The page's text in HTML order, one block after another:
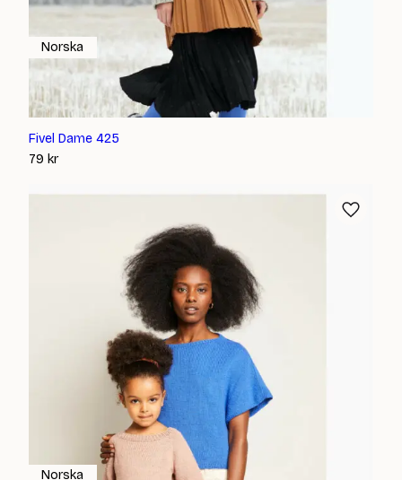
Fivel Dame 425
79 kr
Norska
Norska